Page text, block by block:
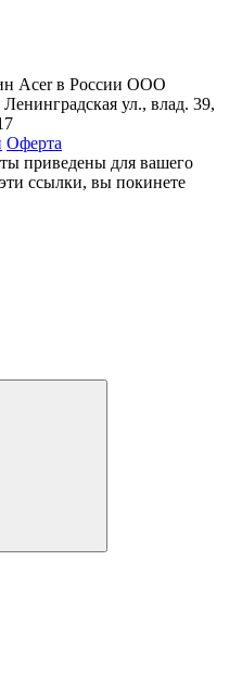
Acer в России ООО
ул., влад. 39,
Оферта
приведены для вашего
ссылки, вы покинете